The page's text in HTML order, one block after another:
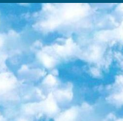
для умственно отсталых детей. Для 9 класса Родной язык и литературное письмо Государственный язык (язык обучения – узбекский). для неклассов) написано Математическое письмо Письменная/устная история Узбекистана Физическое воспитание практично Итоговый контроль Для 11 класса Написание родного языка и литературы (эссе) Математическое письмо Узбекский язык (обучение на узбекском языке) не посещающее общее среднее образование для учреждений)/Образовательное учреждение выбор письменный и устный Иностранный язык письменный/устный Письменная/устная история Узбекистана *По выбору студента:  Химия  Физика  Основы государственного права  География 10 бесплатных образовательных ресурсов - Мы составили подборку онлайн-проектов с интерактивными упражнениями, видеолекциями и статьями. Они помогут вам обрести новые и освежить старые знания бесплатно. 1. «ИНТУИТ» Старейшая образовательная площадка Рунета. Здесь вы найдёте сотни текстовых и видеокурсов на десятки различных тем — от программирования до психологии. Многие курсы подготовлены российскими университетами и крупными международными компаниями вроде Intel и Microsoft. Самостоятельное обучение бесплатное, но желающие могут оплатить услуги персональных наставников. 2. «Смартия» знакомит с актуальными профессиями и подсказывает, как им обучаться. Выбрав заинтересовавшую вас специальность — SMM-специалист, фотограф, веб-дизайнер или другую, — увидите список необходимых для неё умений. Чтобы вы могли освоить их самостоятельно, для каждого умения площадка отображает подборку ссылок на учебные материалы. Хотя «Смартия» ориентируется на русскоязычную аудиторию, часть контента всё же доступна только на английском. 3. «Лекторий Физтеха» Проект Московского физико-технического института (Физтеха). С его помощью вы можете смотреть онлайн серии лекций, записанные на видео в этом вузе. В числе доступных предметов — физика, биология, химия, информационные технологии и другие. К некоторым лекциям администрация ресурса прилагает готовые конспекты, которые можно скачивать в PDF-формате. 4. ITMOcourses Онлайн-площадка Санкт-Петербургского национального исследовательского университета информационных технологий, механики и оптики (ИТМО). Ресурс предоставляет свободный доступ к курсам, разработанным в этом вузе. Каталог материалов разбит на четыре категории: «Оптические системы и технологии», «Приборостроение и робототехника», «Информационные технологии» и